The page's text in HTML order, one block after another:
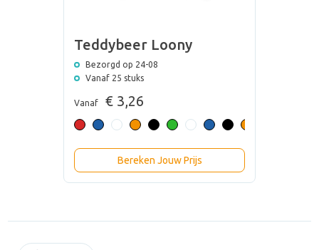
Teddybeer Loony
Bezorgd op 24-08
Vanaf 25 stuks
Vanaf € 3,26
Bereken Jouw Prijs